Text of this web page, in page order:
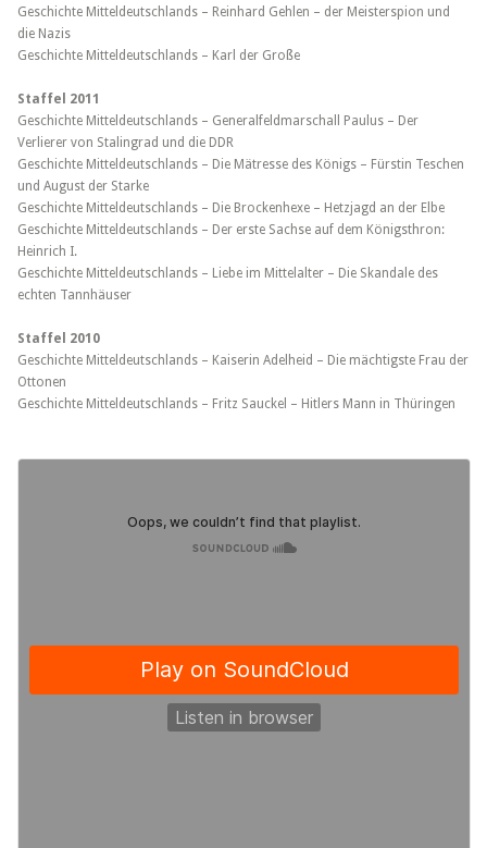
Geschichte Mitteldeutschlands – Reinhard Gehlen – der Meisterspion und
die Nazis
Geschichte Mitteldeutschlands – Karl der Große
Staffel 2011
Geschichte Mitteldeutschlands – Generalfeldmarschall Paulus – Der
Verlierer von Stalingrad und die DDR
Geschichte Mitteldeutschlands – Die Mätresse des Königs – Fürstin Teschen
und August der Starke
Geschichte Mitteldeutschlands – Die Brockenhexe – Hetzjagd an der Elbe
Geschichte Mitteldeutschlands – Der erste Sachse auf dem Königsthron:
Heinrich I.
Geschichte Mitteldeutschlands – Liebe im Mittelalter – Die Skandale des
echten Tannhäuser
Staffel 2010
Geschichte Mitteldeutschlands – Kaiserin Adelheid – Die mächtigste Frau der
Ottonen
Geschichte Mitteldeutschlands – Fritz Sauckel – Hitlers Mann in Thüringen